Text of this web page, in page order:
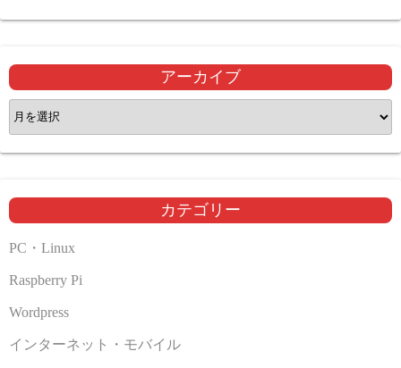
アーカイブ
ア
ー
カ
ブ
カテゴリー
PC・Linux
Raspberry Pi
Wordpress
インターネット・モバイル